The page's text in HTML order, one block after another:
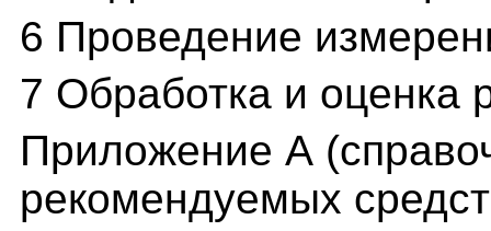
6 Проведение
7 Обработка и оценка
Приложение А
рекомендуемых